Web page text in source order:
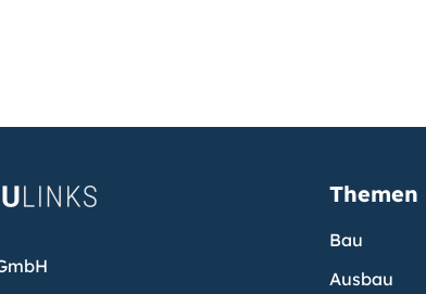
Themen
Bau
Ausbau